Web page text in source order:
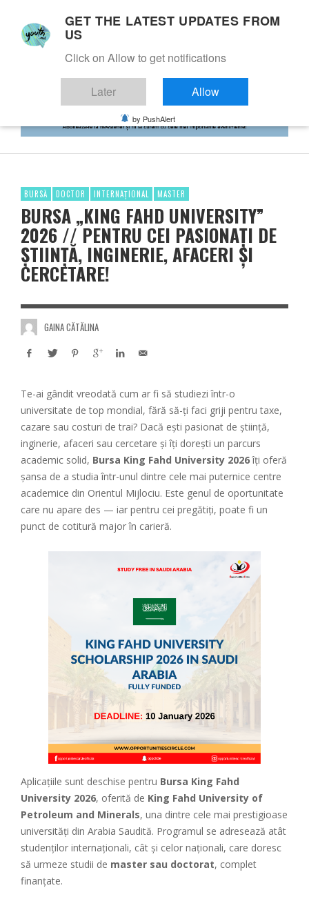
BURSĂ DOCTOR INTERNAȚIONAL MASTER
BURSA „KING FAHD UNIVERSITY”
2026 // PENTRU CEI PASIONAȚI DE
ȘTIINȚĂ, INGINERIE, AFACERI ȘI
CERCETARE!
GAINA CĂTĂLINA
Te-ai gândit vreodată cum ar fi să studiezi într-o
universitate de top mondial, fără să-ți faci griji pentru taxe,
cazare sau costuri de trai? Dacă ești pasionat de știință,
inginerie, afaceri sau cercetare și îți dorești un parcurs
academic solid, Bursa King Fahd University 2026îți oferă
șansa de a studia într-unul dintre cele mai puternice centre
academice din Orientul Mijlociu. Este genul de oportunitate
care nu apare des — iar pentru cei pregătiți, poate fi un
punct de cotitură major în carieră.
Aplicațiile sunt deschise pentru Bursa King Fahd
University 2026, oferită de King Fahd University of
Petroleum and Minerals, una dintre cele mai prestigioase
universități din Arabia Saudită. Programul se adresează atât
studenților internaționali, cât și celor naționali, care doresc
să urmeze studii de master sau doctorat, complet
finanțate.
GET THE LATEST UPDATES FROM
US
Click on Allow to get notifications
Later Allow
by PushAlert